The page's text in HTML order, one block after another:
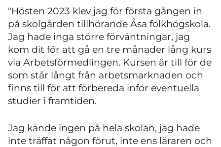
"Hösten 2023 klev jag för första gången in
på skolgården tillhörande Åsa folkhögskola.
Jag hade inga större förväntningar, jag
kom dit för att gå en tre månader lång kurs
via Arbetsförmedlingen. Kursen är till för de
som står långt från arbetsmarknaden och
finns till för att förbereda inför eventuella
studier i framtiden.
Jag kände ingen på hela skolan, jag hade
inte träffat någon förut, inte ens läraren och